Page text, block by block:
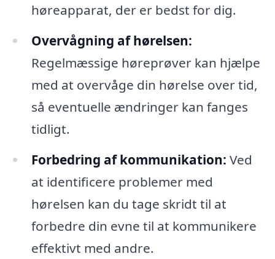
høreapparat, der er bedst for dig.
Overvågning af hørelsen:
Regelmæssige høreprøver kan hjælpe
med at overvåge din hørelse over tid,
så eventuelle ændringer kan fanges
tidligt.
Forbedring af kommunikation: Ved
at identificere problemer med
hørelsen kan du tage skridt til at
forbedre din evne til at kommunikere
effektivt med andre.